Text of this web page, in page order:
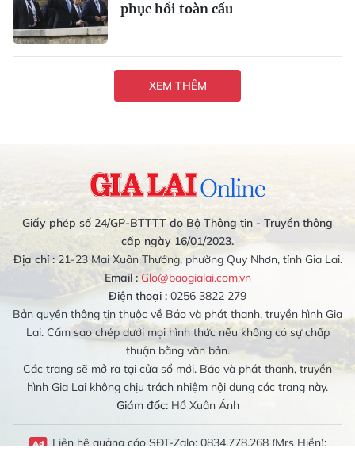
phục hồi toàn cầu
XEM THÊM
Giấy phép số 24/GP-BTTTT do Bộ Thông tin - Truyền thông
cấp ngày 16/01/2023.
Địa chỉ :21-23 Mai Xuân Thưởng, phường Quy Nhơn, tỉnh Gia Lai.
Email : Glo@baogialai.com.vn
Điện thoại : 0256 3822 279
Bản quyền thông tin thuộc về Báo và phát thanh, truyền hình Gia
Lai. Cấm sao chép dưới mọi hình thức nếu không có sự chấp
thuận bằng văn bản.
Các trang sẽ mở ra tại cửa sổ mới. Báo và phát thanh, truyền
hình Gia Lai không chịu trách nhiệm nội dung các trang này.
Giám đốc:Hồ Xuân Ánh
Liên hệ quảng cáo SĐT-Zalo: 0834.778.268 (Mrs Hiền);